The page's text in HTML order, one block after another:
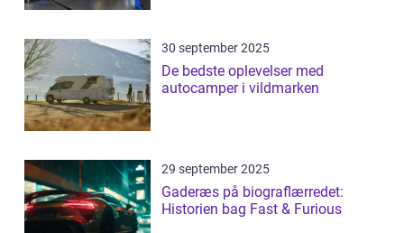
30 september 2025
De bedste oplevelser med
autocamper i vildmarken
29 september 2025
Gaderæs på biograflærredet:
Historien bag Fast & Furious